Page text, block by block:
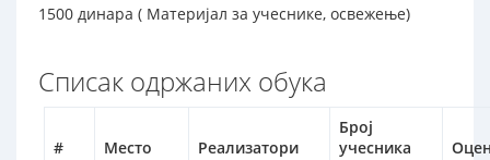
1500 динара ( Материјал за учеснике, освежење)
Списак одржаних обука
# Место Реализатори
Број
учесника